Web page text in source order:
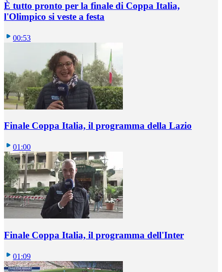
È tutto pronto per la finale di Coppa Italia,
l'Olimpico si veste a festa
00:53
Finale Coppa Italia, il programma della Lazio
01:00
Finale Coppa Italia, il programma dell'Inter
01:09